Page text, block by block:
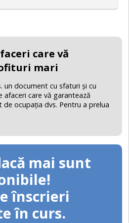
care vă
mari
un document cu sfaturi şi cu
afaceri care vă garantează
ocupaţia dvs. Pentru a prelua
mai sunt
înscrieri
în curs.